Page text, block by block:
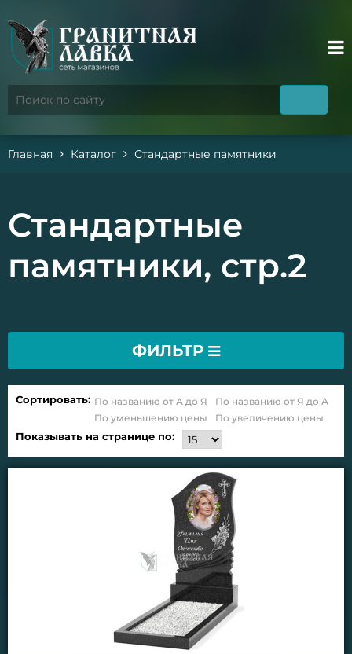
Главная Каталог Стандартные памятники
Стандартные
памятники, стр.2
ФИЛЬТР
Сортировать: По названию от А до Я
По названию от Я до А
По уменьшению цены
По увеличению цены
Показывать на странице по: